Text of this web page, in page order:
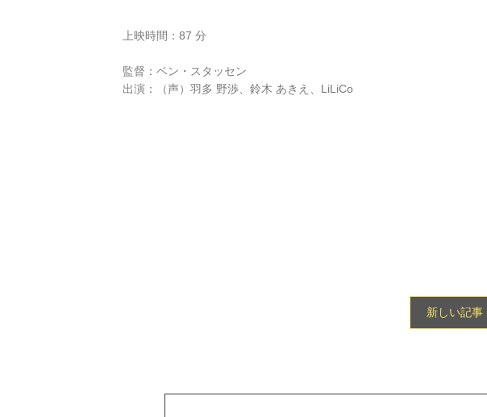
上映時間：87 分
監督：ベン・スタッセン
出演：（声）羽多 野渉、鈴木 あきえ、LiLiCo
新しい記事